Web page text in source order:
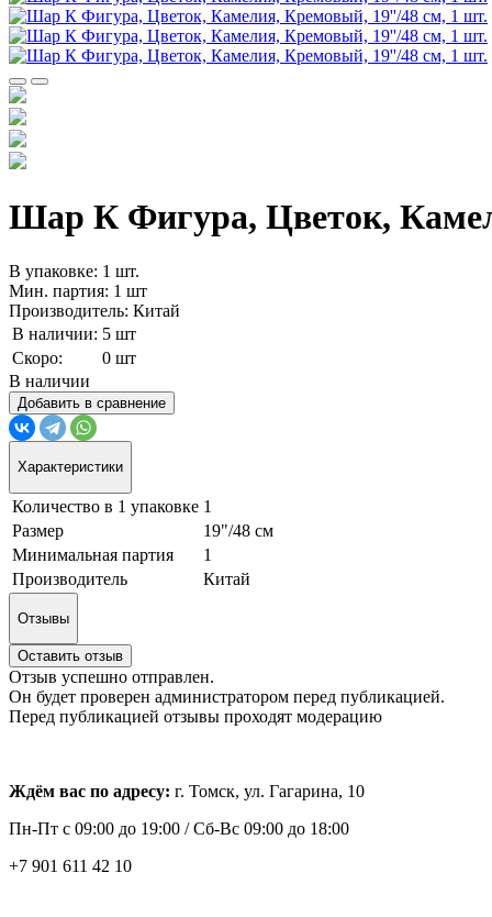
Шар К Фигура, Цветок,
В упаковке: 1 шт.
Мин. партия: 1 шт
Производитель: Китай
В наличии: 5 шт
Скоро:
0 шт
В наличии
Добавить в сравнение
Характеристики
Количество в 1 упаковке 1
Размер
19"/48 см
Минимальная партия
1
Производитель
Китай
Отзывы
Оставить отзыв
Отзыв успешно отправлен.
Он будет проверен администратором перед публикацией.
Перед публикацией отзывы проходят модерацию
Ждём вас по адресу: г. Томск, ул. Гагарина, 10
Пн-Пт с 09:00 до 19:00 /Сб-Вс 09:00 до 18:00
+7 901 611 42 10